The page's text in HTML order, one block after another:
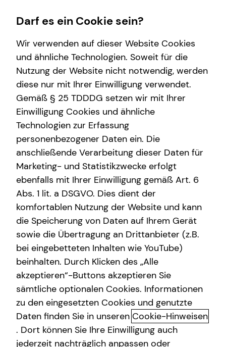
Wissenswertes
Über mich
teamzukunft
Über tecis
Podcast
Finanzberatung
Investment
Altersvorsorge
Arbeitskraftabsicherung
Kapitalanlage Immobilien
Videoberatung
Spezialisten-Netzwerk
Service
Kundenportal
Schadenabwicklung
Karriere-Infos
Karrierechancen
Initiativbewerbung
Kamera läuft. Beratung auch.
In der Videoberatung erhältst du von mir Antworten auf
deine persönlichen Finanzfragen im digitalen Gespräch.
Stelle jetzt gemeinsam mit mir deinen eigenen Finanzplan
auf oder lass deine Versicherungs- und Finanzverträge
Darf es ein Cookie sein?
Wir verwenden auf dieser Website Cookies
und ähnliche Technologien. Soweit für die
Nutzung der Website nicht notwendig, werden
diese nur mit Ihrer Einwilligung verwendet.
Gemäß § 25 TDDDG setzen wir mit Ihrer
Einwilligung Cookies und ähnliche
Technologien zur Erfassung
personenbezogener Daten ein. Die
anschließende Verarbeitung dieser Daten für
Marketing- und Statistikzwecke erfolgt
ebenfalls mit Ihrer Einwilligung gemäß Art. 6
Abs. 1 lit. a DSGVO. Dies dient der
komfortablen Nutzung der Website und kann
die Speicherung von Daten auf Ihrem Gerät
sowie die Übertragung an Drittanbieter (z.B.
bei eingebetteten Inhalten wie YouTube)
beinhalten. Durch Klicken des „Alle
akzeptieren“-Buttons akzeptieren Sie
sämtliche optionalen Cookies. Informationen
zu den eingesetzten Cookies und genutzte
Daten finden Sie in unseren Cookie-Hinweisen
. Dort können Sie Ihre Einwilligung auch
jederzeit nachträglich anpassen oder